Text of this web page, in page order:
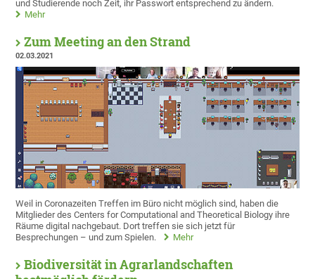
und Studierende noch Zeit, ihr Passwort entsprechend zu ändern.
Mehr
Zum Meeting an den Strand
02.03.2021
Weil in Coronazeiten Treffen im Büro nicht möglich sind, haben die
Mitglieder des Centers for Computational and Theoretical Biology ihre
Räume digital nachgebaut. Dort treffen sie sich jetzt für
Besprechungen – und zum Spielen.
Mehr
Biodiversität in Agrarlandschaften